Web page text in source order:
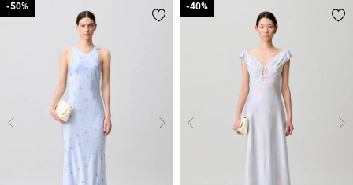
-50%
-50% -40%
-40%